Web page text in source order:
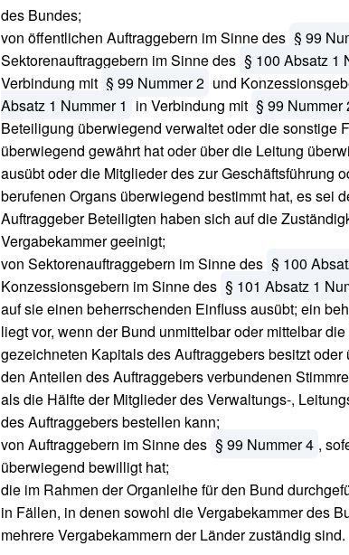
des Bundes;
von öffentlichen Auftraggebern im Sinne des § 99
Sektorenauftraggebern im Sinne des § 100 Absatz 1
Verbindung mit § 99 Nummer 2 und
Absatz 1 Nummer 1 in Verbindung mit § 99 Nummer
Beteiligung überwiegend verwaltet oder die sonstige
überwiegend gewährt hat oder über die Leitung
ausübt oder die Mitglieder des zur Geschäftsführung
berufenen Organs überwiegend bestimmt hat, es sei
Auftraggeber Beteiligten haben sich auf die
Vergabekammer geeinigt;
von Sektorenauftraggebern im Sinne des § 100
Konzessionsgebern im Sinne des § 101 Absatz 1
auf sie einen beherrschenden Einfluss ausübt; ein
liegt vor, wenn der Bund unmittelbar oder mittelbar
gezeichneten Kapitals des Auftraggebers besitzt oder
den Anteilen des Auftraggebers verbundenen
als die Hälfte der Mitglieder des Verwaltungs-,
des Auftraggebers bestellen kann;
von Auftraggebern im Sinne des § 99 Nummer 4 ,
überwiegend bewilligt hat;
die im Rahmen der Organleihe für den Bund
in Fällen, in denen sowohl die Vergabekammer des
mehrere Vergabekammern der Länder zuständig sind.